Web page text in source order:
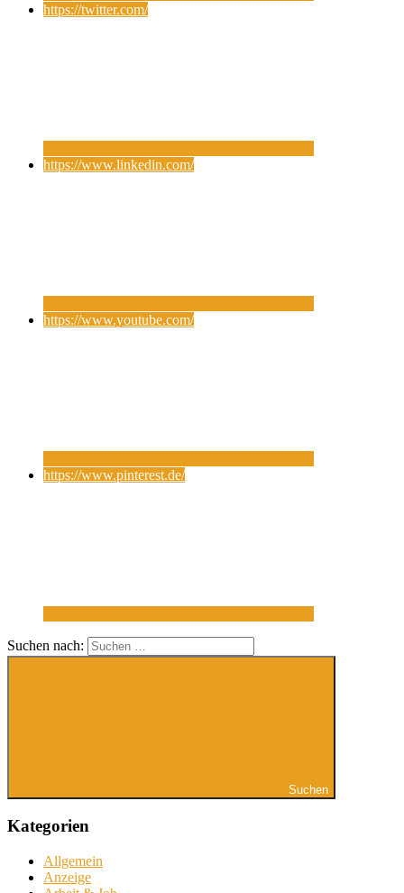
https://twitter.com/
https://www.linkedin.com/
https://www.youtube.com/
https://www.pinterest.de/
Suchen nach:
Suchen
Kategorien
Allgemein
Anzeige